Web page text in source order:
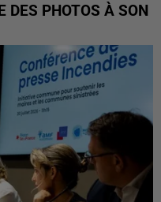
DES PHOTOS À SON